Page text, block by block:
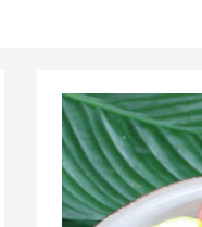
Tabouleh
klassisch
orientalisch